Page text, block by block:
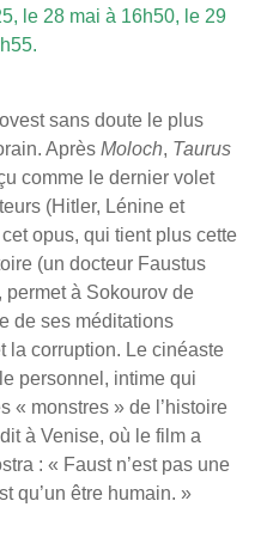
le 28 mai à 16h50, le 29
sans doute le plus
Après Moloch, Taurus
comme le dernier volet
(Hitler, Lénine et
opus, qui tient plus cette
(un docteur Faustus
à Sokourov de
de ses méditations
la corruption. Le cinéaste
personnel, intime qui
« monstres » de l’histoire
à Venise, où le film a
: « Faust n’est pas une
qu’un être humain. »